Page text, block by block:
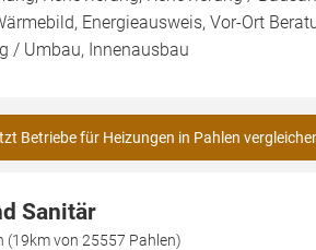
Energieausweis, Vor-Ort
/ Umbau, Innenausbau
Betriebe für Heizungen in Pahlen
Sanitär
(19km von 25557 Pahlen)